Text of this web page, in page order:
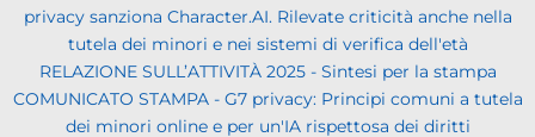
privacy sanziona Character.AI. Rilevate criticità anche nella
tutela dei minori e nei sistemi di verifica dell'età
RELAZIONE SULL’ATTIVITÀ 2025 - Sintesi per la stampa
COMUNICATO STAMPA - G7 privacy: Principi comuni a tutela
dei minori online e per un'IA rispettosa dei diritti